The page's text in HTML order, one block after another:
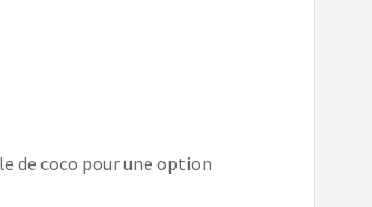
de coco pour une option